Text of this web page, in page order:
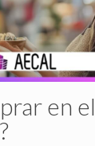
en el